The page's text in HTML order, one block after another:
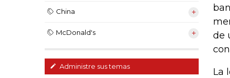
China
McDonald's
Administre sus temas
de
La